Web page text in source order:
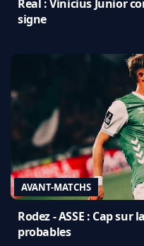
Real : Vinicius Junior
signe
AVANT-MATCHS
Rodez - ASSE : Cap sur
probables